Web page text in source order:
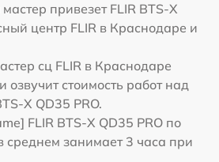
привезет FLIR BTS-X
центр FLIR в Краснодаре и
сц FLIR в Краснодаре
озвучит стоимость работ над
X QD35 PRO.
FLIR BTS-X QD35 PRO по
среднем занимает 3 часа при